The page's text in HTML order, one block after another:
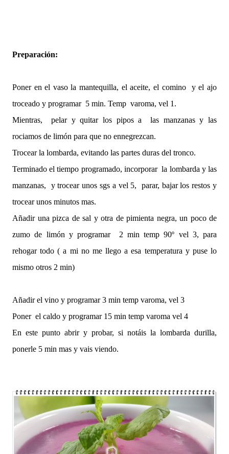
Preparación:
Poner en el vaso la mantequilla, el aceite, el comino y el ajo
troceado y programar 5 min. Temp varoma, vel 1.
Mientras, pelar y quitar los pipos a las manzanas y las
rociamos de limón para que no ennegrezcan.
Trocear la lombarda, evitando las partes duras del tronco.
Terminado el tiempo programado, incorporar la lombarda y las
manzanas, y trocear unos sgs a vel 5, parar, bajar los restos y
trocear unos minutos mas.
Añadir una pizca de sal y otra de pimienta negra, un poco de
zumo de limón y programar 2 min temp 90º vel 3, para
rehogar todo ( a mi no me llego a esa temperatura y puse lo
mismo otros 2 min)
Añadir el vino y programar 3 min temp varoma, vel 3
Poner el caldo y programar 15 min temp varoma vel 4
En este punto abrir y probar, si notáis la lombarda durilla,
ponerle 5 min mas y vais viendo.